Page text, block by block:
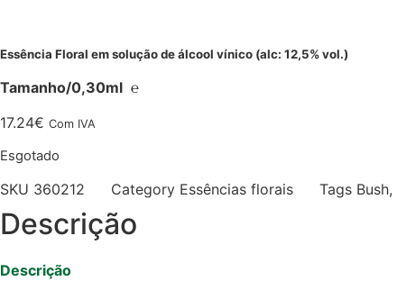
Essência Floral em solução de álcool vínico (alc: 12,5% vol.)
Tamanho/0,30ml ℮
17.24€ Com IVA
Esgotado
SKU 360212 Category Essências florais Tags Bush,
Descrição
Descrição